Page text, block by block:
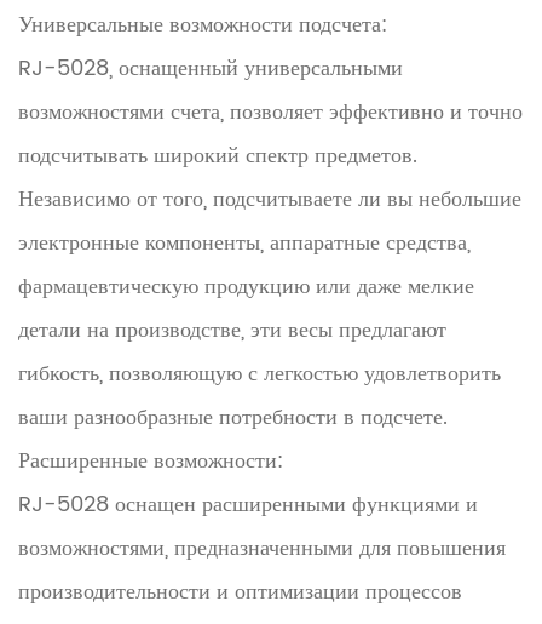
Универсальные возможности подсчета:
RJ-5028, оснащенный универсальными
возможностями счета, позволяет эффективно и точно
подсчитывать широкий спектр предметов.
Независимо от того, подсчитываете ли вы небольшие
электронные компоненты, аппаратные средства,
фармацевтическую продукцию или даже мелкие
детали на производстве, эти весы предлагают
гибкость, позволяющую с легкостью удовлетворить
ваши разнообразные потребности в подсчете.
Расширенные возможности:
RJ-5028 оснащен расширенными функциями и
возможностями, предназначенными для повышения
производительности и оптимизации процессов